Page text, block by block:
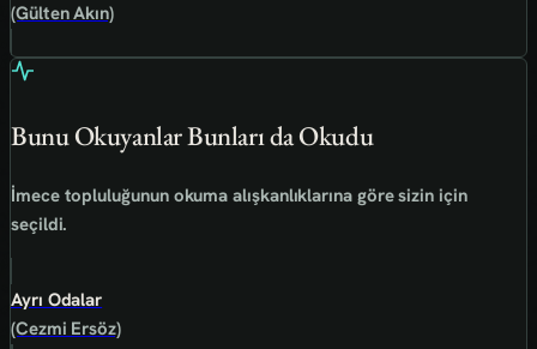
(Gülten Akın)
Bunu Okuyanlar Bunları da Okudu
İmece topluluğunun okuma alışkanlıklarına göre sizin için
seçildi.
Ayrı Odalar
(Cezmi Ersöz)